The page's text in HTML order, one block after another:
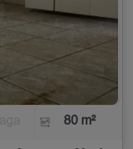
80 m²